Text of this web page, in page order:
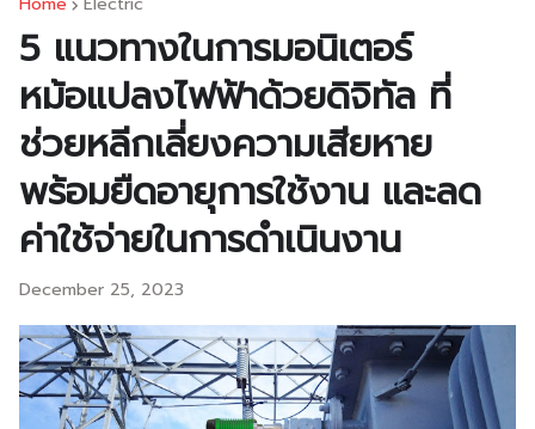
5 แนวทางในการมอนิเตอร์
หม้อแปลงไฟฟ้าด้วยดิจิทัล ที่
ช่วยหลีกเลี่ยงความเสียหาย
พร้อมยืดอายุการใช้งาน และลด
ค่าใช้จ่ายในการดำเนินงาน
December 25, 2023